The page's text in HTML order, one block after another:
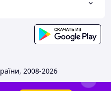
2008-2026